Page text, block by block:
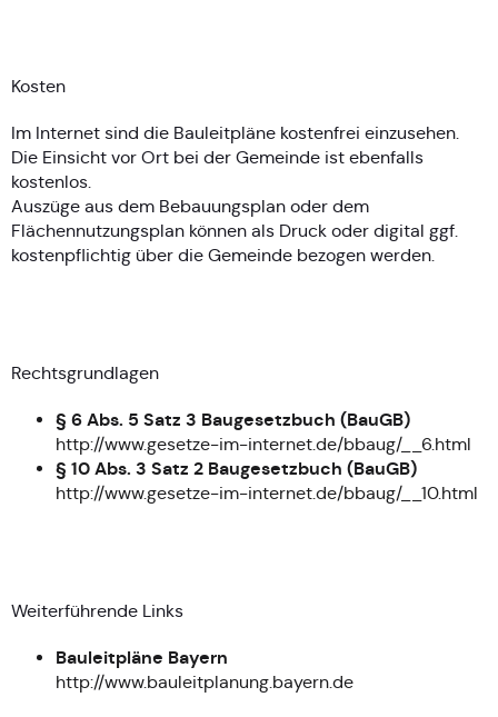
Kosten
Im Internet sind die Bauleitpläne kostenfrei einzusehen.
Die Einsicht vor Ort bei der Gemeinde ist ebenfalls
kostenlos.
Auszüge aus dem Bebauungsplan oder dem
Flächennutzungsplan können als Druck oder digital ggf.
kostenpflichtig über die Gemeinde bezogen werden.
Rechtsgrundlagen
§ 6 Abs. 5 Satz 3 Baugesetzbuch (BauGB)
http://www.gesetze-im-internet.de/bbaug/__6.html
§ 10 Abs. 3 Satz 2 Baugesetzbuch (BauGB)
http://www.gesetze-im-internet.de/bbaug/__10.html
Weiterführende Links
Bauleitpläne Bayern
http://www.bauleitplanung.bayern.de